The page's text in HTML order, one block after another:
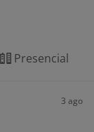
Presencial
3 ago